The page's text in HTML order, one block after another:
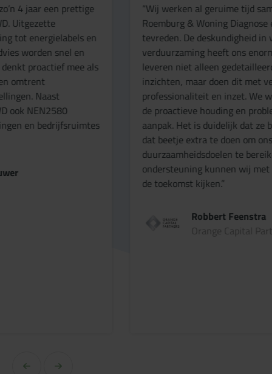
“Wij werken al geruime tijd samen met Van
Roemburg & Woning Diagnose en we zijn zeer
tevreden. De deskundigheid in vastgoeddata en
verduurzaming heeft ons enorm geholpen. Ze
leveren niet alleen gedetailleerde en bruikbare
inzichten, maar doen dit met veel
professionaliteit en inzet. We waarderen vooral
de proactieve houding en probleemoplossende
aanpak. Het is duidelijk dat ze bereid zijn om net
dat beetje extra te doen om ons te helpen onze
duurzaamheidsdoelen te bereiken. Dankzij de
ondersteuning kunnen wij met vertrouwen naar
Orange Capital Partners